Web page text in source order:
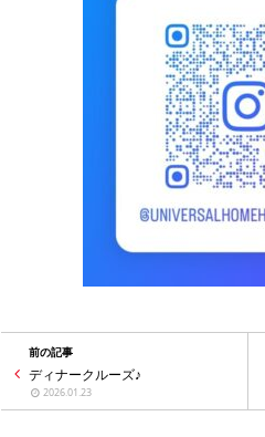
前の記事
ディナークルーズ♪
2026.01.23